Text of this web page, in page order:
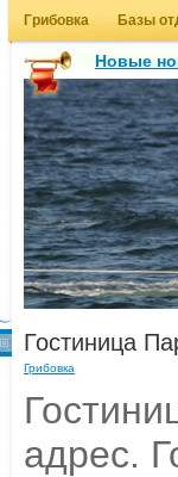
Грибовка Базы
Новые
Грибовка
Гостиница
адрес.